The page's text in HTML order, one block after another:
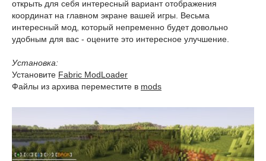
открыть для себя интересный вариант отображения
координат на главном экране вашей игры. Весьма
интересный мод, который непременно будет довольно
удобным для вас - оцените это интересное улучшение.
Установка:
Установите Fabric ModLoader
Файлы из архива переместите в mods